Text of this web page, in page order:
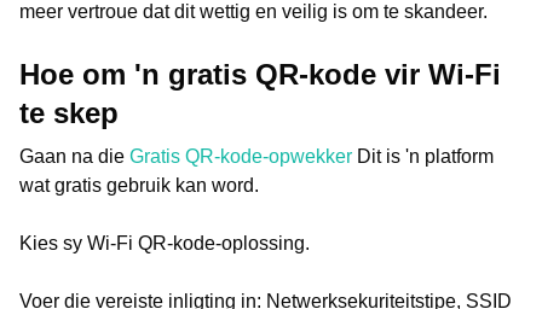
meer vertroue dat dit wettig en veilig is om te skandeer.
Hoe om 'n gratis QR-kode vir Wi-Fi
te skep
Gaan na die Gratis QR-kode-opwekker Dit is 'n platform
wat gratis gebruik kan word.
Kies sy Wi-Fi QR-kode-oplossing.
Voer die vereiste inligting in: Netwerksekuriteitstipe, SSID